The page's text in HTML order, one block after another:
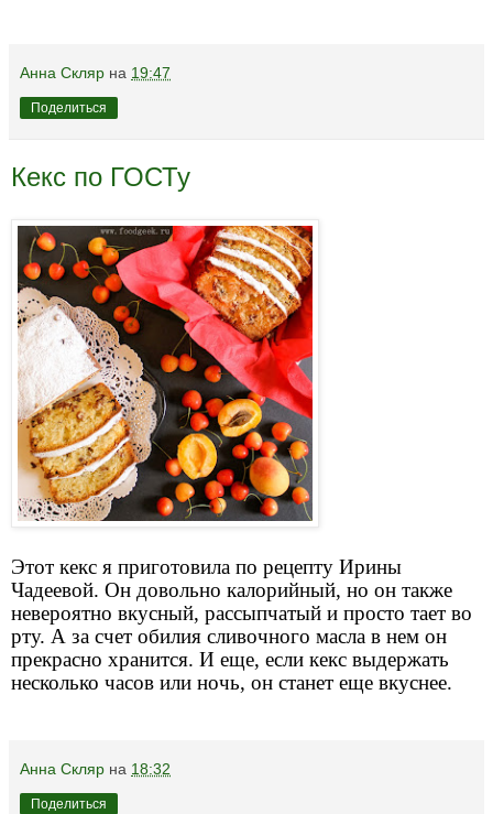
Анна Скляр на 19:47
Поделиться
Кекс по ГОСТу
Этот кекс я приготовила по рецепту Ирины
Чадеевой. Он довольно калорийный, но он также
невероятно вкусный, рассыпчатый и просто тает во
рту. А за счет обилия сливочного масла в нем он
прекрасно хранится. И еще, если кекс выдержать
несколько часов или ночь, он станет еще вкуснее.
Анна Скляр на 18:32
Поделиться